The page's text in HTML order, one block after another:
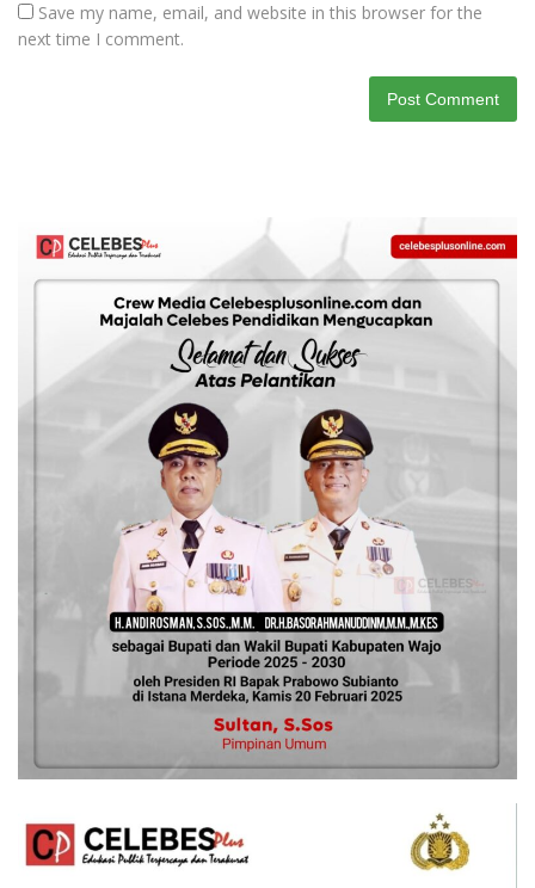
Save my name, email, and website in this browser for the
next time I comment.